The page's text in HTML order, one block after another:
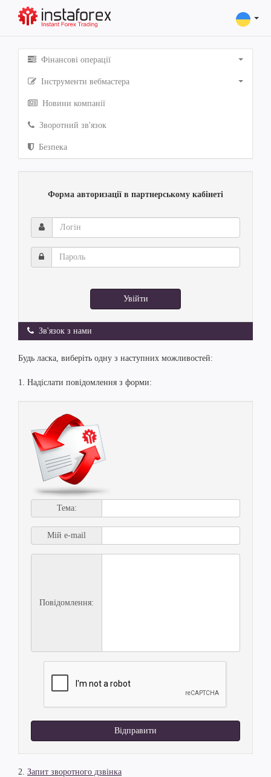
Фінансові операції
Інструменти вебмастера
Новини компанії
Зворотний зв'язок
Безпека
Форма авторизації в партнерському кабінеті
Логін
Пароль
Увійти
Зв'язок з нами
Будь ласка, виберіть одну з наступних можливостей:
1. Надіслати повідомлення з форми:
Тема:
Мій e-mail
Повідомлення:
Відправити
2. Запит зворотного дзвінка